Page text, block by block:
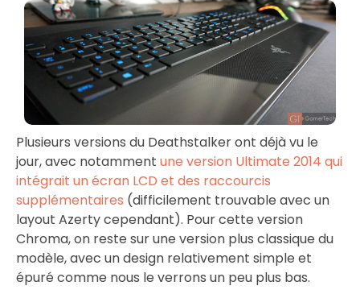
Plusieurs versions du Deathstalker ont déjà vu le
jour, avec notamment une version Ultimate 2014 qui
intégrait un écran LCD et des raccourcis
supplémentaires (difficilement trouvable avec un
layout Azerty cependant). Pour cette version
Chroma, on reste sur une version plus classique du
modèle, avec un design relativement simple et
épuré comme nous le verrons un peu plus bas.